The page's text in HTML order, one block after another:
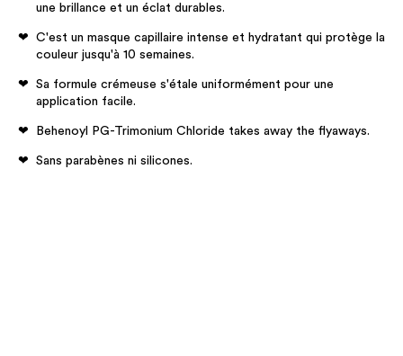
une brillance et un éclat durables.
C'est un masque capillaire intense et hydratant qui protège la
couleur jusqu'à 10 semaines.
Sa formule crémeuse s'étale uniformément pour une
application facile.
Behenoyl PG-Trimonium Chloride takes away the flyaways.
Sans parabènes ni silicones.